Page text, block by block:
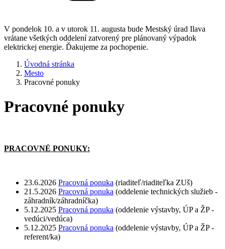
V pondelok 10. a v utorok 11. augusta bude Mestský úrad Ilava
vrátane všetkých oddelení zatvorený pre plánovaný výpadok
elektrickej energie. Ďakujeme za pochopenie.
Úvodná stránka
Mesto
Pracovné ponuky
Pracovné ponuky
PRACOVNÉ PONUKY:
23.6.2026 Pracovná ponuka (riaditeľ/riaditeľka ZUš)
21.5.2026 Pracovná ponuka (oddelenie technických služieb -
záhradník/záhradníčka)
5.12.2025 Pracovná ponuka (oddelenie výstavby, ÚP a ŽP -
vedúci/vedúca)
5.12.2025 Pracovná ponuka (oddelenie výstavby, ÚP a ŽP -
referent/ka)